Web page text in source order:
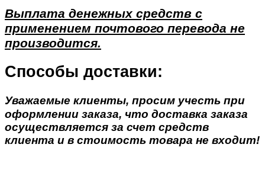
Выплата денежных средств с
применением почтового перевода не
производится.
Способы доставки:
Уважаемые клиенты, просим учесть при
оформлении заказа, что доставка заказа
осуществляется за счет средств
клиента и в стоимость товара не входит!